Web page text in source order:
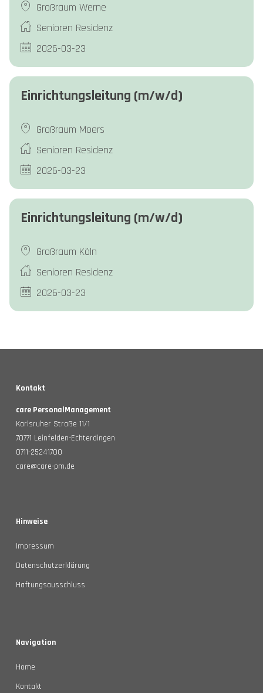
Großraum Werne
Senioren Residenz
2026-03-23
Einrichtungsleitung (m/w/d)
Großraum Moers
Senioren Residenz
2026-03-23
Einrichtungsleitung (m/w/d)
Großraum Köln
Senioren Residenz
2026-03-23
Kontakt
care PersonalManagement
Karlsruher Straße 11/1
70771 Leinfelden-Echterdingen
0711-25241700
care@care-pm.de
Hinweise
Impressum
Datenschutzerklärung
Haftungsausschluss
Navigation
Home
Kontakt